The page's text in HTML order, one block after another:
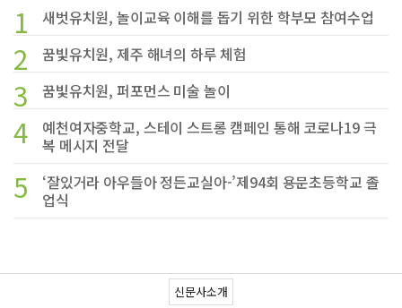
1 새벗유치원, 놀이교육 이해를 돕기 위한 학부모 참여수업
2 꿈빛유치원, 제주 해녀의 하루 체험
3 꿈빛유치원, 퍼포먼스 미술 놀이
4
예천여자중학교, 스테이 스트롱 캠페인 통해 코로나19 극
복 메시지 전달
5
‘잘있거라 아우들아 정든교실아-’제94회 용문초등학교 졸
업식
신문사소개